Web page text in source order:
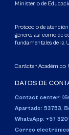
Ministerio de
Protocolo de
género, así como de
fundamentales de la
Carácter Académico:
DATOS DE
Contact center:
Apartado: 53753,
WhatsApp: +57
Correo electrónico